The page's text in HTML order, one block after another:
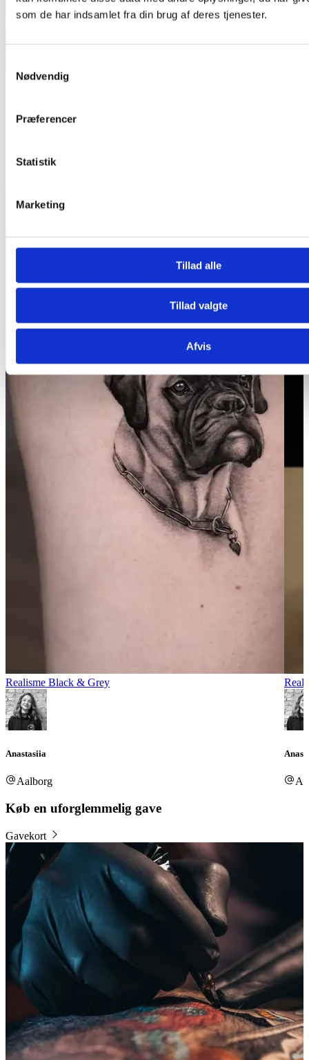
som de har indsamlet fra din brug af deres tjenester.
Nødvendig
Præferencer
Statistik
Marketing
Tillad alle
Tillad valgte
Afvis
Aalborg
Realisme Black & Grey
Anastasiia
Aalborg
Køb en uforglemmelig gave
Gavekort